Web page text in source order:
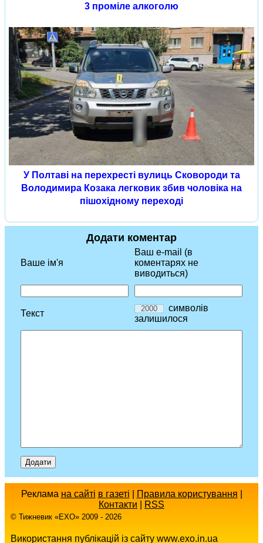
3 проміле алкоголю
У Полтаві на перехресті вулиць Сковороди та
Володимира Козака легковик збив чоловіка на
пішохідному переході
Додати коментар
Ваше ім'я
Ваш e-mail (в
коментарях не
виводиться)
Текст
символів
залишилося
Реклама на сайті в газеті Правила користування
Контакти
RSS
© Тижневик «EХO» 2009 - 2026
Використання публікацій із сайту www.exo.in.ua